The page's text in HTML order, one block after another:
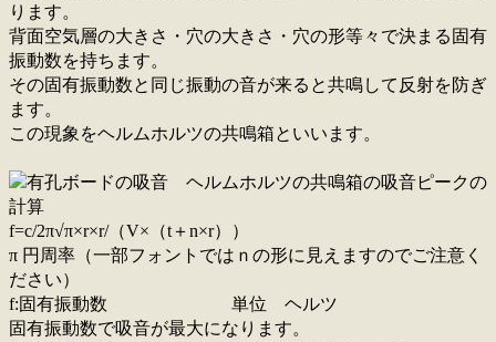
ります。
背面空気層の大きさ・穴の大きさ・穴の形等々で決まる固有
振動数を持ちます。
その固有振動数と同じ振動の音が来ると共鳴して反射を防ぎ
ます。
この現象をヘルムホルツの共鳴箱といいます。
f=c/2π√π×r×r/（V×（t＋n×r））
π 円周率（一部フォントではｎの形に見えますのでご注意く
ださい）
f:固有振動数 単位 ヘルツ
固有振動数で吸音が最大になります。